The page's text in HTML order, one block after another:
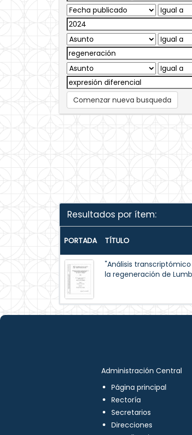
Comenzar nueva busqueda
Resultados por ítem:
PORTADA TÍTULO
"Análisis
la regeneración de
Administración Central
Página principal
Rectoría
Secretarios
Direcciones